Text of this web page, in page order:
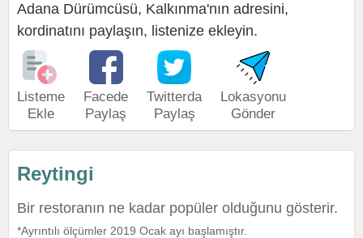
Adana Dürümcüsü, Kalkınma'nın adresini,
kordinatını paylaşın, listenize ekleyin.
Listeme
Ekle
Facede
Paylaş
Twitterda
Paylaş
Lokasyonu
Gönder
Reytingi
Bir restoranın ne kadar popüler olduğunu gösterir.
*Ayrıntılı ölçümler 2019 Ocak ayı başlamıştır.